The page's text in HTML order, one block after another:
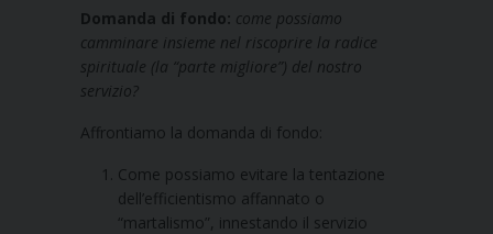
Domanda di fondo: come possiamo
camminare insieme nel riscoprire la radice
spirituale (la “parte migliore”) del nostro
servizio?
Affrontiamo la domanda di fondo:
Come possiamo evitare la tentazione
dell’efficientismo affannato o
“martalismo”, innestando il servizio